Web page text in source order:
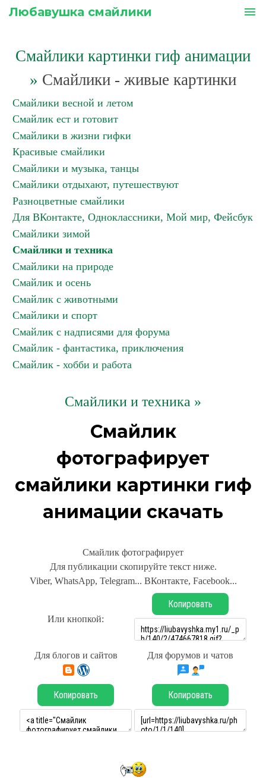
Любавушка смайлики menu
Смайлики картинки гиф анимации
» Смайлики - живые картинки
Смайлики весной и летом
Смайлик ест и готовит
Смайлики в жизни гифки
Красивые смайлики
Смайлики и музыка, танцы
Смайлики отдыхают, путешествуют
Разноцветные смайлики
Для ВКонтакте, Одноклассники, Мой мир, Фейсбук
Смайлики зимой
Смайлики и техника
Смайлики на природе
Смайлик и осень
Смайлик с животными
Смайлики и спорт
Смайлик с надписями для форума
Смайлик - фантастика, приключения
Смайлик - хобби и работа
Смайлики и техника »
Смайлик
фотографирует
смайлики картинки гиф
анимации скачать
Смайлик фотографирует
Для публикации скопируйте текст ниже.
Viber, WhatsApp, Telegram... ВКонтакте, Facebook...
Или кнопкой:
Копировать
Для блогов и сайтов Для форумов и чатов
Копировать Копировать